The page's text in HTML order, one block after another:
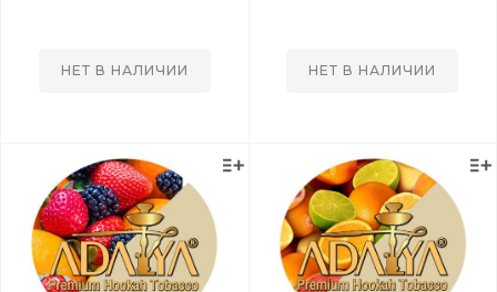
НЕТ В НАЛИЧИИ НЕТ В НАЛИЧИИ